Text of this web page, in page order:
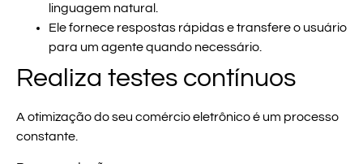
linguagem natural.
Ele fornece respostas rápidas e transfere o usuário
para um agente quando necessário.
Realiza testes contínuos
A otimização do seu comércio eletrônico é um processo
constante.